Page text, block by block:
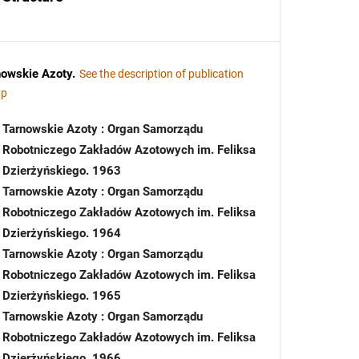
Azoty. See the description of publication
Tarnowskie Azoty : Organ Samorządu
Robotniczego Zakładów Azotowych im. Feliksa
Dzierżyńskiego. 1963
Tarnowskie Azoty : Organ Samorządu
Robotniczego Zakładów Azotowych im. Feliksa
Dzierżyńskiego. 1964
Tarnowskie Azoty : Organ Samorządu
Robotniczego Zakładów Azotowych im. Feliksa
Dzierżyńskiego. 1965
Tarnowskie Azoty : Organ Samorządu
Robotniczego Zakładów Azotowych im. Feliksa